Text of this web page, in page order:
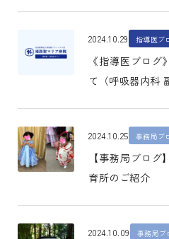
2024.10.29 指導医ブ
《指導医ブログ
て（呼吸器内科
2024.10.25 事務局ブ
【事務局ブロ
育所のご紹介
2024.10.09 事務局ブ